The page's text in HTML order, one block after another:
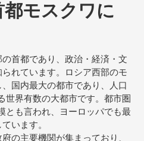
都モスクワに
首都であり、政治・経済・文
れています。ロシア西部のモ
国内最大の都市であり、人口
世界有数の大都市です。都市圏
とも言われ、ヨーロッパでも最
います。
の主要機関が集まっており、